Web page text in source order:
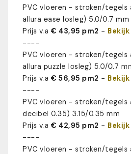
PVC vloeren - stroken/tegels
allura ease losleg) 5.0/0.7 mm
Prijs v.a€ 43,95 pm2 -
----
PVC vloeren - stroken/tegels
allura puzzle losleg) 5.0/0.7
Prijs v.a€ 56,95 pm2 -
----
PVC vloeren - stroken/tegels
decibel 0.35) 3.15/0.35 mm
Prijs v.a€ 42,95 pm2 -
----
PVC vloeren - stroken/tegels